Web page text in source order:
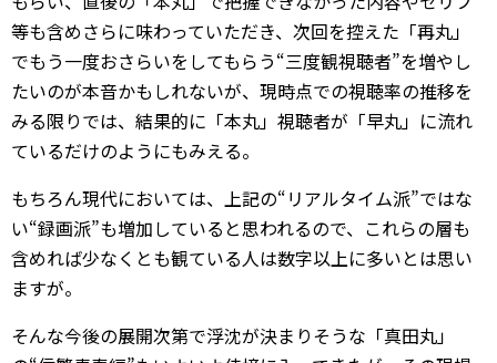
等も含めさらに味わっていただき、次回を控えた「再丸」
でもう一度おさらいをしてもらう“三度観視聴者”を増やし
たいのが本音かもしれないが、現時点での視聴率の推移を
みる限りでは、結果的に「本丸」視聴者が「早丸」に流れ
ているだけのようにもみえる。
もちろん現代においては、上記の“リアルタイム派”ではな
い“録画派”も増加していると思われるので、これらの層も
含めれば少なくとも観ている人は数字以上に多いとは思い
ますが。
そんな今後の展開次第で浮沈が決まりそうな「真田丸」